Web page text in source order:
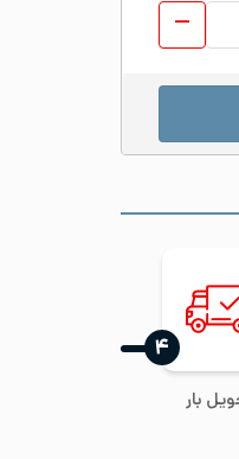
تبدیل جوشی استیل 304 سایز ½2*4 اینچ رده 40S عدد
بار
‍۴